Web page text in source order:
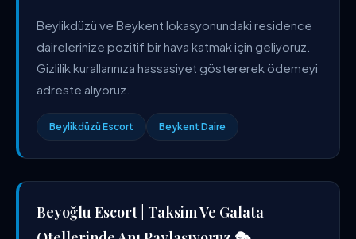
Beylikdüzü ve Beykent lokasyonundaki residence
dairelerinize pozitif bir hava katmak için geliyoruz.
Gizlilik kurallarınıza hassasiyet göstererek ödemeyi
adreste alıyoruz.
Beylikdüzü Escort Beykent Daire
Beyoğlu Escort | Taksim Ve Galata